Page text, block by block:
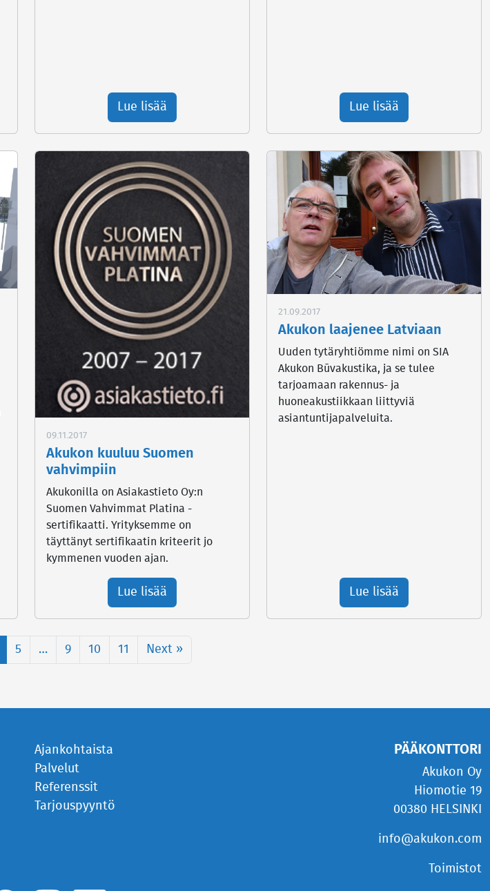
Lue lisää Lue lisää
09.11.2017
Akukon kuuluu Suomen
vahvimpiin
Akukonilla on Asiakastieto Oy:n
Suomen Vahvimmat Platina -
sertifikaatti. Yrityksemme on
täyttänyt sertifikaatin kriteerit jo
kymmenen vuoden ajan.
Lue lisää
21.09.2017
Akukon laajenee Latviaan
Uuden tytäryhtiömme nimi on SIA
Akukon Būvakustika, ja se tulee
tarjoamaan rakennus- ja
huoneakustiikkaan liittyviä
asiantuntijapalveluita.
Lue lisää
5 … 9 10 11 Next »
Ajankohtaista
Palvelut
Referenssit
Tarjouspyyntö
PÄÄKONTTORI
Akukon Oy
Hiomotie 19
00380 HELSINKI
info@akukon.com
Toimistot